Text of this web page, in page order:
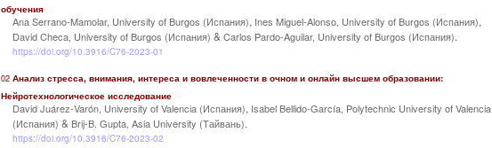
обучения
Ana Serrano-Mamolar, University of Burgos (Испания), Ines Miguel-Alonso, University of Burgos (Испания),
David Checa, University of Burgos (Испания) & Carlos Pardo-Aguilar, University of Burgos (Испания).
https://doi.org/10.3916/C76-2023-01
02 Анализ стресса, внимания, интереса и вовлеченности в очном и онлайн высшем образовании:
Нейротехнологическое исследование
David Juárez-Varón, University of Valencia (Испания), Isabel Bellido-García, Polytechnic University of Valencia
(Испания) & Brij-B. Gupta, Asia University (Тайвань).
https://doi.org/10.3916/C76-2023-02